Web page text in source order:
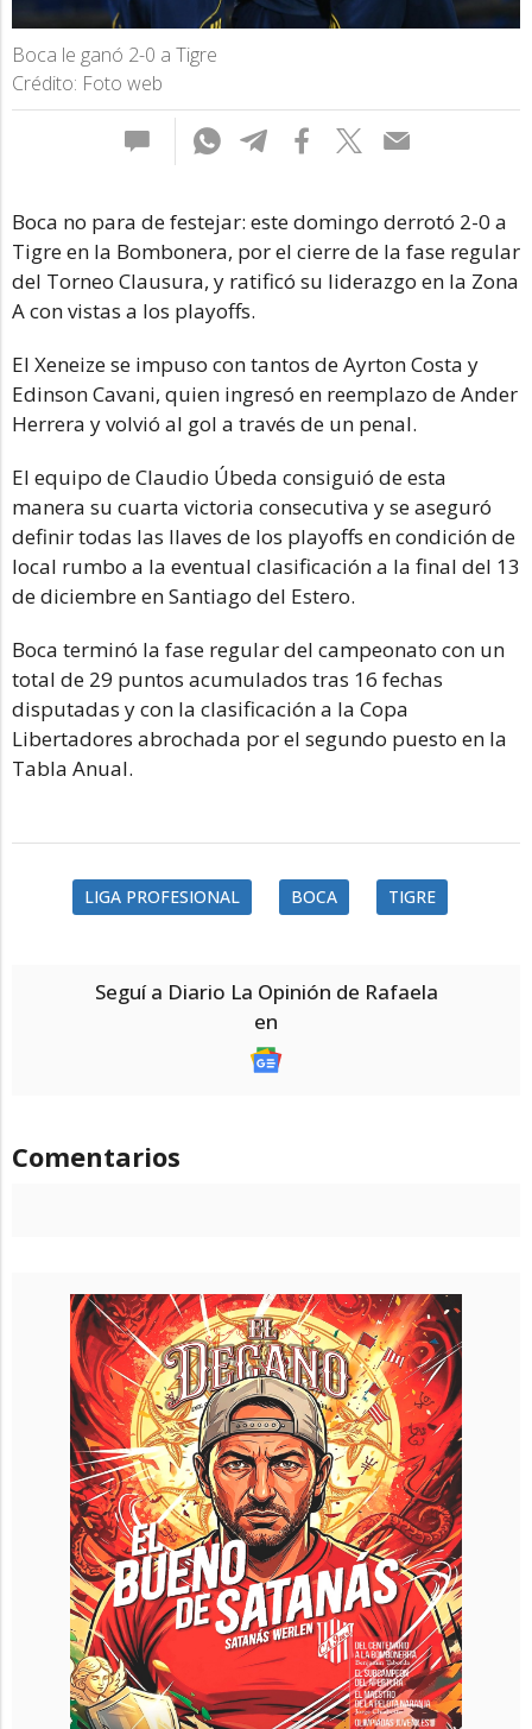
Boca le ganó 2-0 a Tigre
Crédito: Foto web
Boca no para de festejar: este domingo derrotó 2-0 a
Tigre en la Bombonera, por el cierre de la fase regular
del Torneo Clausura, y ratificó su liderazgo en la Zona
A con vistas a los playoffs.
El Xeneize se impuso con tantos de Ayrton Costa y
Edinson Cavani, quien ingresó en reemplazo de Ander
Herrera y volvió al gol a través de un penal.
El equipo de Claudio Úbeda consiguió de esta
manera su cuarta victoria consecutiva y se aseguró
definir todas las llaves de los playoffs en condición de
local rumbo a la eventual clasificación a la final del 13
de diciembre en Santiago del Estero.
Boca terminó la fase regular del campeonato con un
total de 29 puntos acumulados tras 16 fechas
disputadas y con la clasificación a la Copa
Libertadores abrochada por el segundo puesto en la
Tabla Anual.
LIGA PROFESIONAL BOCA TIGRE
Seguí a Diario La Opinión de Rafaela
en
Comentarios